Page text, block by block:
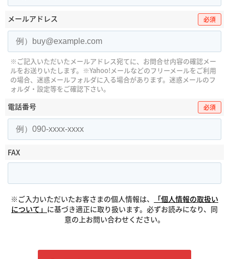
メールアドレス 必須
※ご記入いただいたメールアドレス宛てに、お問合せ内容の確認メー
ルをお送りいたします。 ※Yahoo!メールなどのフリーメールをご利用
の場合、迷惑メールフォルダに入る場合があります。 迷惑メールのフ
ォルダ・設定等をご確認下さい。
電話番号 必須
FAX
※ご入力いただいたお客さまの個人情報は、
「個人情報の取扱い
について」 に基づき適正に取り扱います。必ずお読みになり、同
意の上お問い合わせください。